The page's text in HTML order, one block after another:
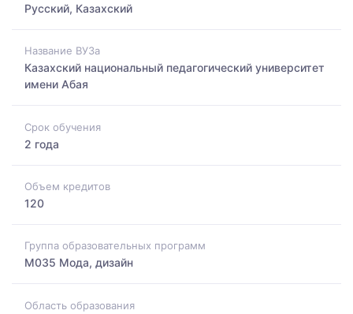
Русский, Казахский
Название ВУЗа
Казахский национальный педагогический университет
имени Абая
Срок обучения
2 года
Объем кредитов
120
Группа образовательных программ
M035 Мода, дизайн
Область образования